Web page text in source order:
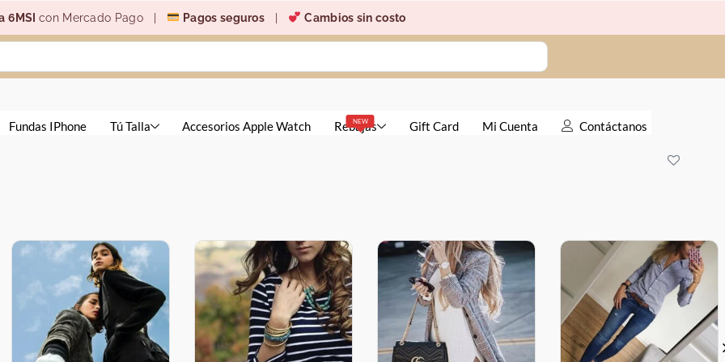
6MSIcon Mercado Pago | Pagos seguros Cambios sin costo
Fundas IPhone Tú Talla Accesorios Apple Watch NEW
Rebajas Gift Card Mi Cuenta Contáctanos